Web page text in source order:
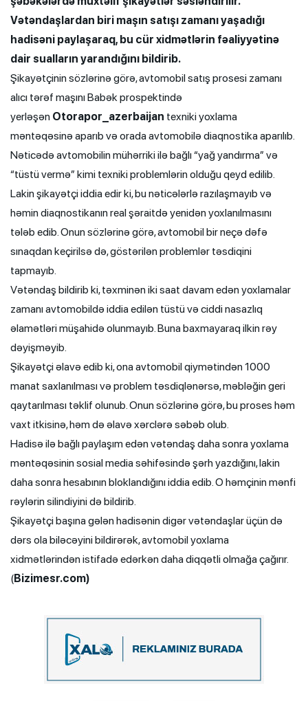
Vətəndaşlardan biri maşın satışı zamanı yaşadığı
hadisəni paylaşaraq, bu cür xidmətlərin fəaliyyətinə
dair sualların yarandığını bildirib.
Şikayətçinin sözlərinə görə, avtomobil satış prosesi zamanı
alıcı tərəf maşını Babək prospektində
yerləşən Otorapor_azerbaijan texniki yoxlama
məntəqəsinə aparıb və orada avtomobilə diaqnostika aparılıb.
Nəticədə avtomobilin mühərriki ilə bağlı “yağ yandırma” və
“tüstü vermə” kimi texniki problemlərin olduğu qeyd edilib.
Lakin şikayətçi iddia edir ki, bu nəticələrlə razılaşmayıb və
həmin diaqnostikanın real şəraitdə yenidən yoxlanılmasını
tələb edib. Onun sözlərinə görə, avtomobil bir neçə dəfə
sınaqdan keçirilsə də, göstərilən problemlər təsdiqini
tapmayıb.
Vətəndaş bildirib ki, təxminən iki saat davam edən yoxlamalar
zamanı avtomobildə iddia edilən tüstü və ciddi nasazlıq
əlamətləri müşahidə olunmayıb. Buna baxmayaraq ilkin rəy
dəyişməyib.
Şikayətçi əlavə edib ki, ona avtomobil qiymətindən 1000
manat saxlanılması və problem təsdiqlənərsə, məbləğin geri
qaytarılması təklif olunub. Onun sözlərinə görə, bu proses həm
vaxt itkisinə, həm də əlavə xərclərə səbəb olub.
Hadisə ilə bağlı paylaşım edən vətəndaş daha sonra yoxlama
məntəqəsinin sosial media səhifəsində şərh yazdığını, lakin
daha sonra hesabının bloklandığını iddia edib. O həmçinin mənfi
rəylərin silindiyini də bildirib.
Şikayətçi başına gələn hadisənin digər vətəndaşlar üçün də
dərs ola biləcəyini bildirərək, avtomobil yoxlama
xidmətlərindən istifadə edərkən daha diqqətli olmağa çağırır.
(Bizimesr.com)